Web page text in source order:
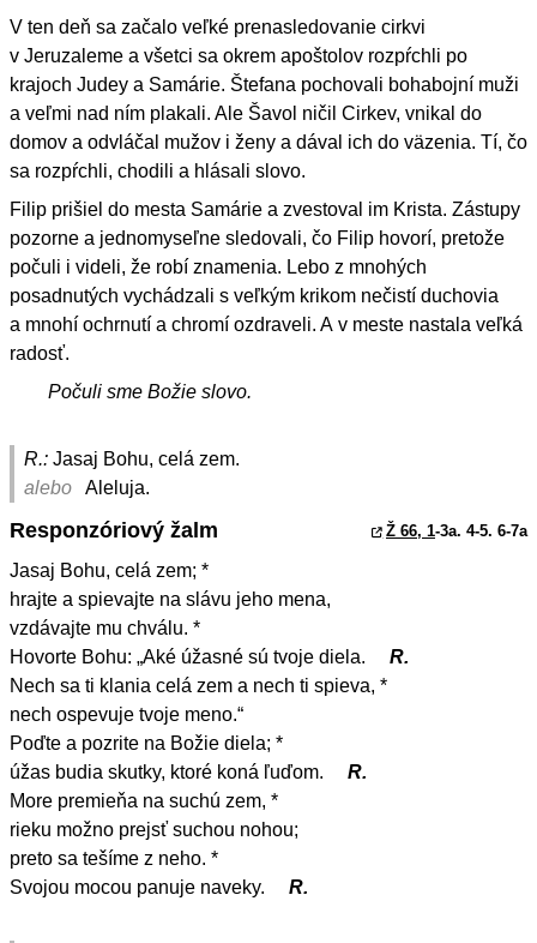
V ten deň sa začalo veľké prenasledovanie cirkvi
v Jeruzaleme a všetci sa okrem apoštolov rozpŕchli po
krajoch Judey a Samárie. Štefana pochovali bohabojní muži
a veľmi nad ním plakali. Ale Šavol ničil Cirkev, vnikal do
domov a odvláčal mužov i ženy a dával ich do väzenia. Tí, čo
sa rozpŕchli, chodili a hlásali slovo.
Filip prišiel do mesta Samárie a zvestoval im Krista. Zástupy
pozorne a jednomyseľne sledovali, čo Filip hovorí, pretože
počuli i videli, že robí znamenia. Lebo z mnohých
posadnutých vychádzali s veľkým krikom nečistí duchovia
a mnohí ochrnutí a chromí ozdraveli. A v meste nastala veľká
radosť.
Počuli sme Božie slovo.
R.: Jasaj Bohu, celá zem.
alebo
Aleluja.
Responzóriový žalm Ž 66, 1-3a. 4-5. 6-7a
Jasaj Bohu, celá zem; *
hrajte a spievajte na slávu jeho mena,
vzdávajte mu chválu. *
Hovorte Bohu: „Aké úžasné sú tvoje diela.
R.
Nech sa ti klania celá zem a nech ti spieva, *
nech ospevuje tvoje meno.“
Poďte a pozrite na Božie diela; *
úžas budia skutky, ktoré koná ľuďom.
R.
More premieňa na suchú zem, *
rieku možno prejsť suchou nohou;
preto sa tešíme z neho. *
Svojou mocou panuje naveky.
R.